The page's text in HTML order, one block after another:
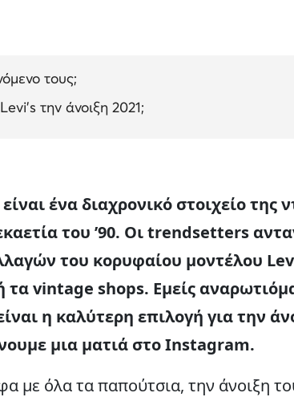
τους;
την άνοιξη 2021;
ένα διαχρονικό στοιχείο
του ’90. Οι trendsetters
του κορυφαίου μοντέλου
vintage shops. Εμείς
η καλύτερη επιλογή για την
μια ματιά στο Instagram.
με όλα τα παπούτσια, την άνοιξη